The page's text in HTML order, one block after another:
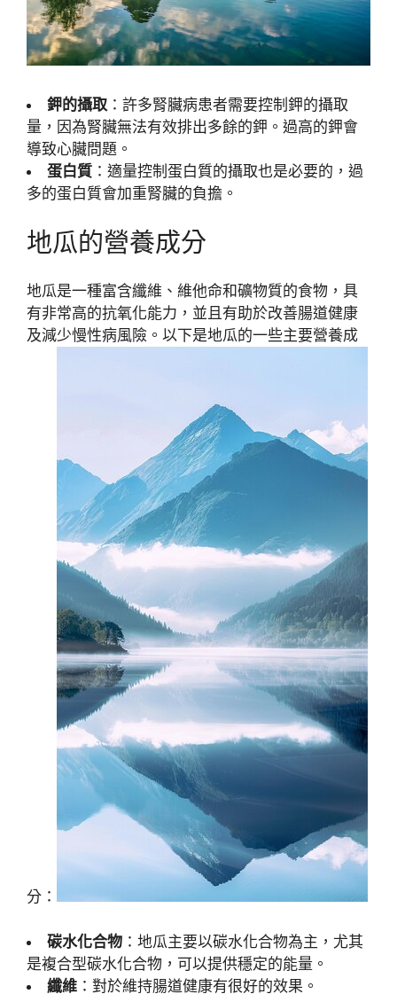
鉀的攝取 ：許多腎臟病患者需要控制鉀的攝取
量，因為腎臟無法有效排出多餘的鉀。過高的鉀會
導致心臟問題。
蛋白質 ：適量控制蛋白質的攝取也是必要的，過
多的蛋白質會加重腎臟的負擔。
地瓜的營養成分
地瓜是一種富含纖維、維他命和礦物質的食物，具
有非常高的抗氧化能力，並且有助於改善腸道健康
及減少慢性病風險。以下是地瓜的一些主要營養成
分：
碳水化合物 ：地瓜主要以碳水化合物為主，尤其
是複合型碳水化合物，可以提供穩定的能量。
纖維 ：對於維持腸道健康有很好的效果。